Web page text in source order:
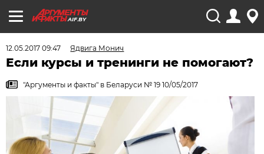
AIF.BY
12.05.2017 09:47 Ядвига Монич
Если курсы и тренинги не помогают?
"Аргументы и факты" в Беларуси № 19 10/05/2017